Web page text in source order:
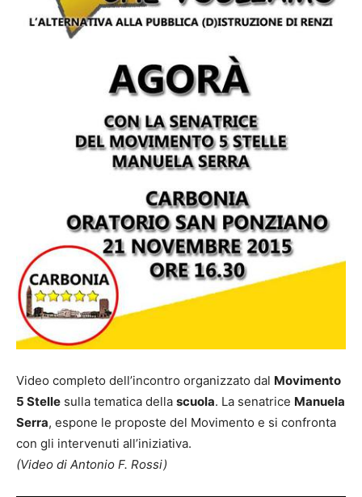
Video completo dell’incontro organizzato dal Movimento
5 Stelle sulla tematica della scuola. La senatrice Manuela
Serra, espone le proposte del Movimento e si confronta
con gli intervenuti all’iniziativa.
(Video di Antonio F. Rossi)